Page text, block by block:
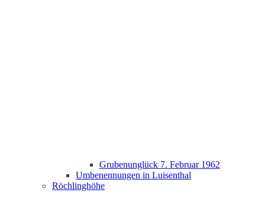
Grubenunglück 7. Februar 1962
Umbenennungen in Luisenthal
Röchlinghöhe